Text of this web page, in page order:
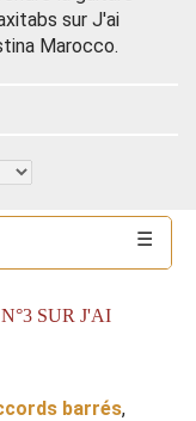
sur J'ai
Marocco.
SUR J'AI
barrés,